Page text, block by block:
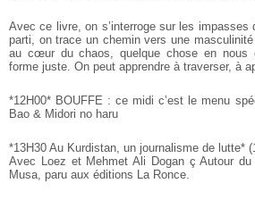
Avec ce livre, on s’interroge sur les impasses
parti, on trace un chemin vers une
au cœur du chaos, quelque chose en nous
forme juste. On peut apprendre à traverser, à
*12H00* BOUFFE : ce midi c’est le menu
Bao & Midori no haru
*13H30 Au Kurdistan, un journalisme de lutte*
Avec Loez et Mehmet Ali Doganç Autour du
Musa, paru aux éditions La Ronce.